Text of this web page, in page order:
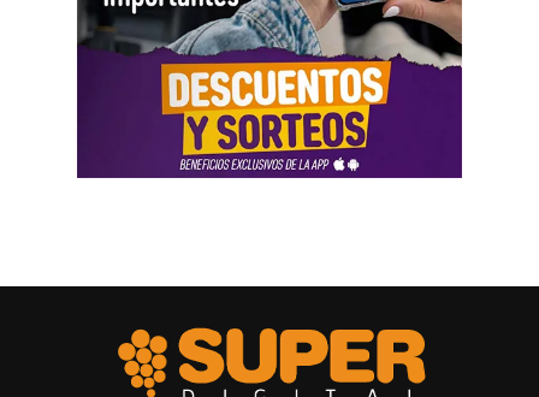
Las líneas del CFI están destinadas a financiar
productivas, incorporar tecnología y reducir el impacto de
los eventos climáticos. Dentro de ese marco, la